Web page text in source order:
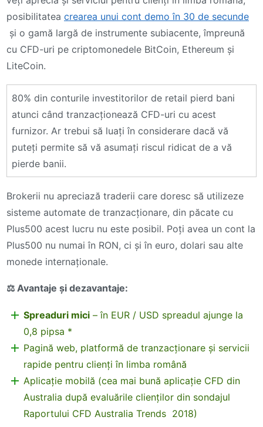
posibilitatea crearea unui cont demo în 30 de secunde
și o gamă largă de instrumente subiacente, împreună
cu CFD-uri pe criptomonedele BitCoin, Ethereum și
LiteCoin.
80% din conturile investitorilor de retail pierd bani
atunci când tranzacționează CFD-uri cu acest
furnizor. Ar trebui să luați în considerare dacă vă
puteți permite să vă asumați riscul ridicat de a vă
pierde banii.
Brokerii nu apreciază traderii care doresc să utilizeze
sisteme automate de tranzacționare, din păcate cu
Plus500 acest lucru nu este posibil. Poți avea un cont la
Plus500 nu numai în RON, ci și în euro, dolari sau alte
monede internaționale.
⚖️ Avantaje și dezavantaje:
Spreaduri mici – în EUR / USD spreadul ajunge la
0,8 pipsa *
Pagină web, platformă de tranzacționare și servicii
rapide pentru clienți în limba română
Aplicație mobilă (cea mai bună aplicație CFD din
Australia după evaluările clienților din sondajul
Raportului CFD Australia Trends 2018)